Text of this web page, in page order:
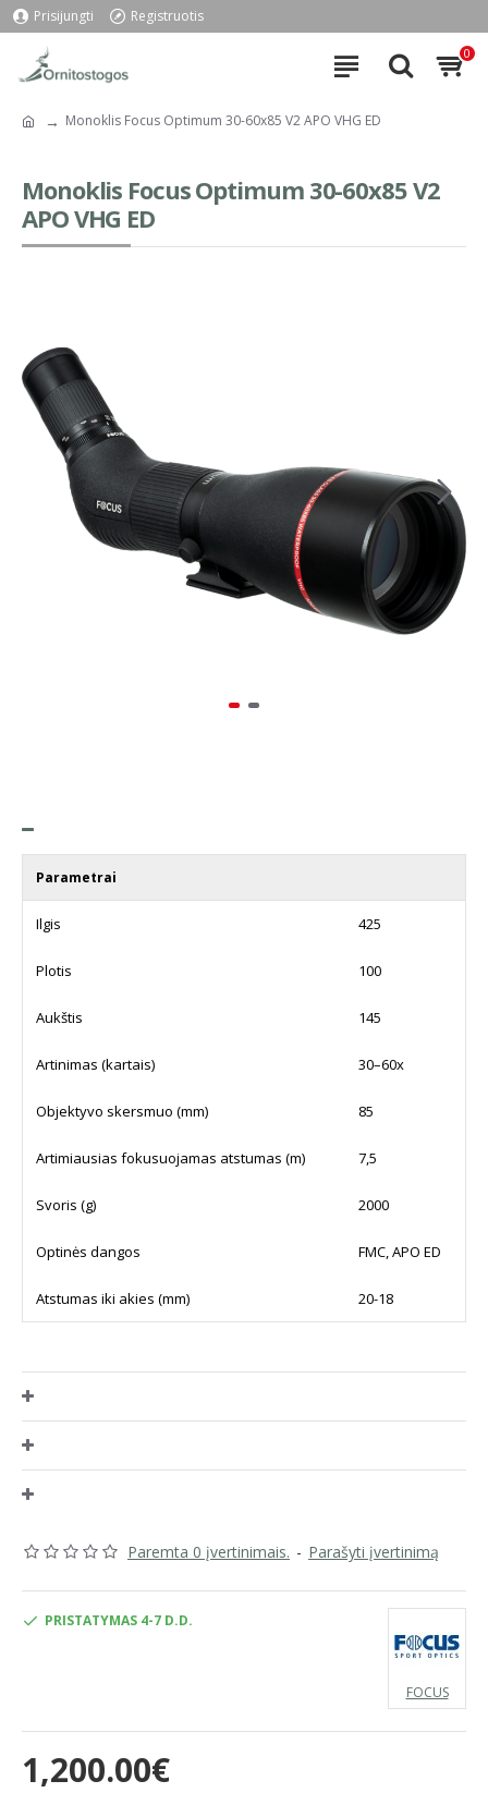
Prisijungti Registruotis
0
Monoklis Focus Optimum 30-60x85 V2 APO VHG ED
Monoklis Focus Optimum 30-60x85 V2
APO VHG ED
Parametrai
Ilgis 425
Plotis 100
Aukštis 145
Artinimas (kartais) 30–60x
Objektyvo skersmuo (mm) 85
Artimiausias fokusuojamas atstumas (m) 7,5
Svoris (g) 2000
Optinės dangos FMC, APO ED
Atstumas iki akies (mm) 20-18
Paremta 0 įvertinimais. - Parašyti įvertinimą
1,200.00€
PRISTATYMAS 4-7 D.D.
FOCUS